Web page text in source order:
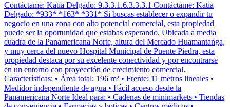
Contáctame: Katia Delgado: 9.3.3.1.6.3.3.3.1 Contáctame: Katia
Delgado: *933* *163* *331* Si buscas establecer o expandir tu
negocio en una zona con alto potencial comercial, esta propiedad
puede ser la oportunidad que estabas esperando. Ubicada a media
cuadra de la Panamericana Norte, altura del Mercado Huamantanga,
y muy cerca del nuevo Hospital Municipal de Puente Piedra, esta
propiedad destaca por su excelente conectividad y por encontrarse
en un entorno con proyección de crecimiento comercial.
Características: • Área total: 196 m² • Frente: 11 metros lineales •
Medidor independiente de agua • Fácil acceso desde la
Panamericana Norte Ideal para: • Cadenas de minimarkets • Tiendas